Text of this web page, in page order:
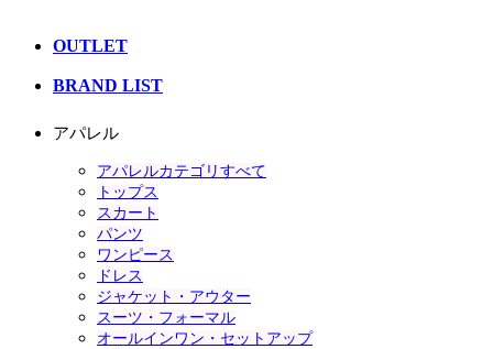
OUTLET
BRAND LIST
アパレル
アパレルカテゴリすべて
トップス
スカート
パンツ
ワンピース
ドレス
ジャケット・アウター
スーツ・フォーマル
オールインワン・セットアップ